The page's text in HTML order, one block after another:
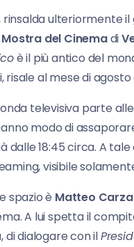
rinsalda ulteriormente il
Mostra del Cinemadi
è il più antico del
risale al mese di agosto
televisiva parte
modo di
dalle 18:45 circa. A
visibile
spazio è Matteo
A lui spetta il
di dialogare con il